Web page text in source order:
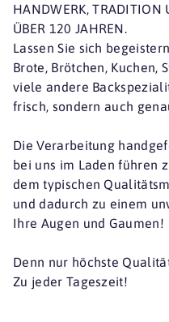
HANDWERK, TRADITION
ÜBER 120 JAHREN.
Lassen Sie sich
Brote, Brötchen, Kuchen,
viele andere
frisch, sondern auch
Die Verarbeitung
bei uns im Laden führen
dem typischen
und dadurch zu einem
Ihre Augen und Gaumen!
Denn nur höchste
Zu jeder Tageszeit!